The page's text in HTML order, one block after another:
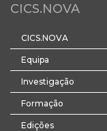
CICS.NOVA
CICS.NOVA
Equipa
Investigação
Formação
Edições